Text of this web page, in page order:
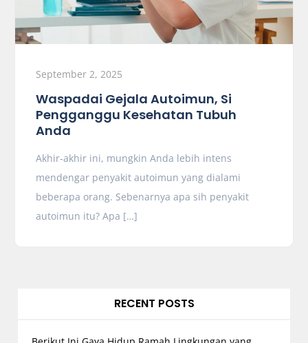
September 2, 2025
Waspadai Gejala Autoimun, Si
Pengganggu Kesehatan Tubuh
Anda
Akhir-akhir ini, mungkin Anda lebih intens
mendengar penyakit autoimun yang dialami
beberapa orang. Sebenarnya apa sih penyakit
autoimun itu? Apa […]
RECENT POSTS